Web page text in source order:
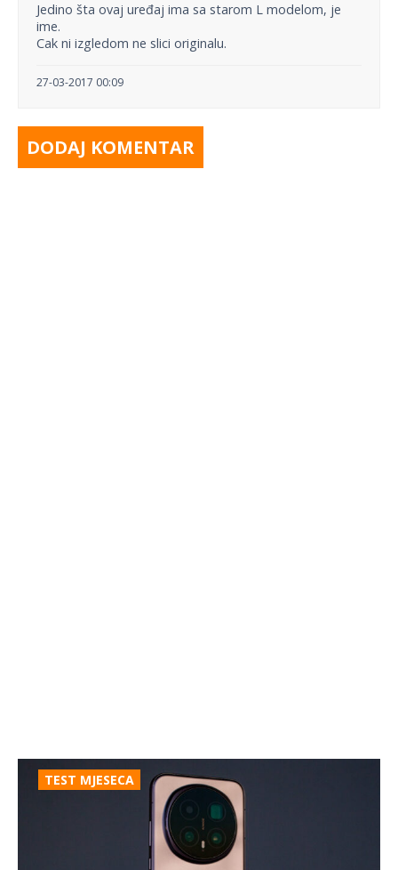
Jedino šta ovaj uređaj ima sa starom L modelom, je
ime.
Cak ni izgledom ne slici originalu.
27-03-2017 00:09
DODAJ KOMENTAR
TEST MJESECA